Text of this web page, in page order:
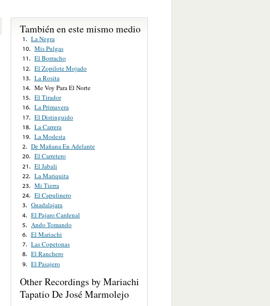
También en este mismo medio
1. La Negra
10. Mis Pulgas
11. El Borracho
12. El Zopilote Mojado
13. La Rosita
14. Me Voy Para El Norte
15. El Tirador
16. La Primavera
17. El Distinguido
18. La Carrera
19. La Modesta
2. De Mañana En Adelante
20. El Carretero
21. El Jabali
22. La Mariquita
23. Mi Tierra
24. El Capulinero
3. Guadalajara
4. El Pajaro Cardenal
5. Ando Tomando
6. El Mariachi
7. Las Copetonas
8. El Ranchero
9. El Pasajero
Other Recordings by Mariachi
Tapatio De José Marmolejo